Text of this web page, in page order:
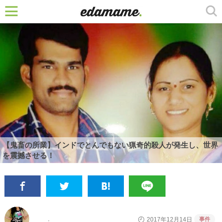
【鬼畜の所業】インドでとんでもない猟奇的殺人が発生し、世界
を震撼させる！
2017年12月14日 事件